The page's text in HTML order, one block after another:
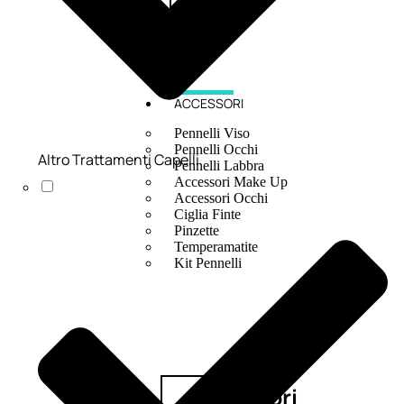
ACCESSORI
Pennelli Viso
Pennelli Occhi
Pennelli Labbra
Accessori Make Up
Accessori Occhi
Ciglia Finte
Pinzette
Temperamatite
Kit Pennelli
Accessori
Altro Trattamenti Capelli